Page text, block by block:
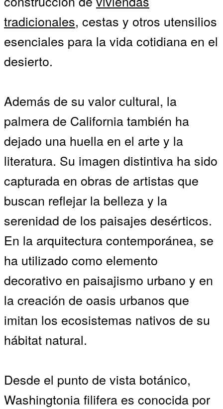
tradicionales, cestas y otros utensilios
esenciales para la vida cotidiana en el
desierto.
Además de su valor cultural, la
palmera de California también ha
dejado una huella en el arte y la
literatura. Su imagen distintiva ha sido
capturada en obras de artistas que
buscan reflejar la belleza y la
serenidad de los paisajes desérticos.
En la arquitectura contemporánea, se
ha utilizado como elemento
decorativo en paisajismo urbano y en
la creación de oasis urbanos que
imitan los ecosistemas nativos de su
hábitat natural.
Desde el punto de vista botánico,
Washingtonia filifera es conocida por